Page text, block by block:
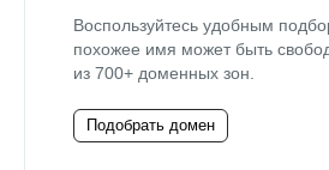
Воспользуйтесь удобным
похожее имя может быть
из 700+ доменных зон.
Подобрать домен